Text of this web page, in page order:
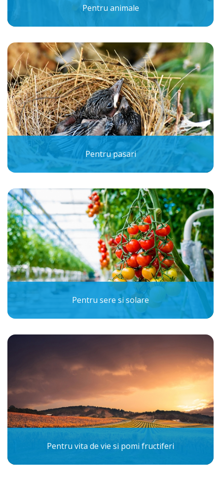
Pentru animale
Pentru pasari
Pentru sere si solare
Pentru vita de vie si pomi fructiferi